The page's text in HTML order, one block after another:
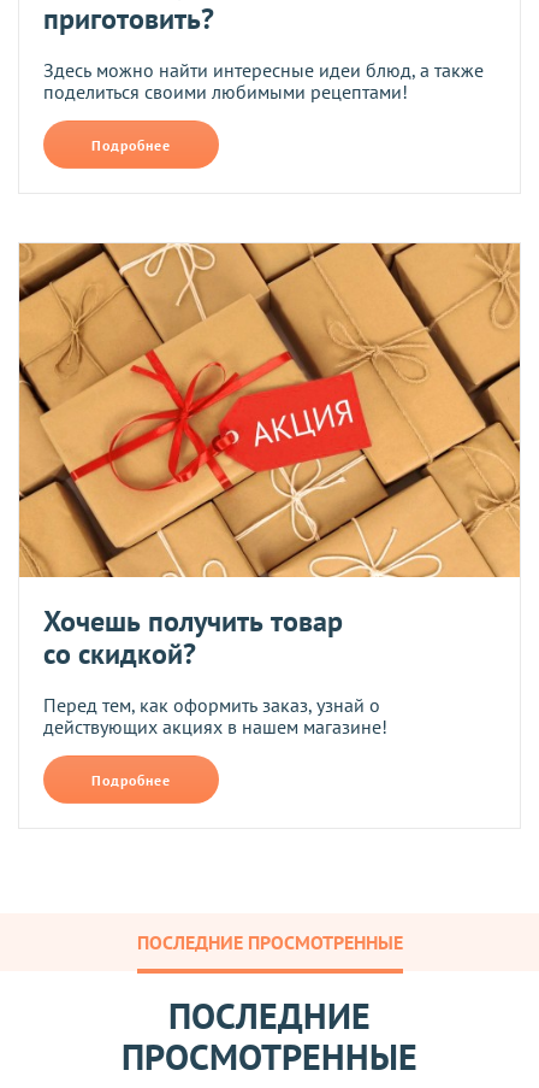
приготовить?
Здесь можно найти интересные идеи блюд, а также
поделиться своими любимыми рецептами!
Подробнее
Хочешь получить товар
со скидкой?
Перед тем, как оформить заказ, узнай о
действующих акциях в нашем магазине!
Подробнее
ПОСЛЕДНИЕ ПРОСМОТРЕННЫЕ
ПОСЛЕДНИЕ
ПРОСМОТРЕННЫЕ